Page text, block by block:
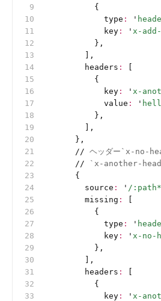
          {
            type
: '
            key
: ' x-
          },
        ],
        headers
:
          {
            key
: ' x-
            value
: '
          },
        ],
      },
      //
ヘッダー`x-no-
      //
`x-another-
      {
        source
: ' /:path*
        missing
:
          {
            type
: '
            key
: ' x-no-
          },
        ],
        headers
:
          {
            key
: ' x-